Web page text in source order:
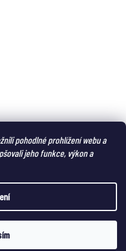
pohodlné prohlížení webu a
jeho funkce, výkon a
a oblečení pro náročné
práva vyhrazena.